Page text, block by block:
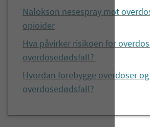
Nalokson nesespray mot
opioider
Hva påvirker risikoen for
overdosedødsfall?
Hvordan forebygge overdoser og
overdosedødsfall?